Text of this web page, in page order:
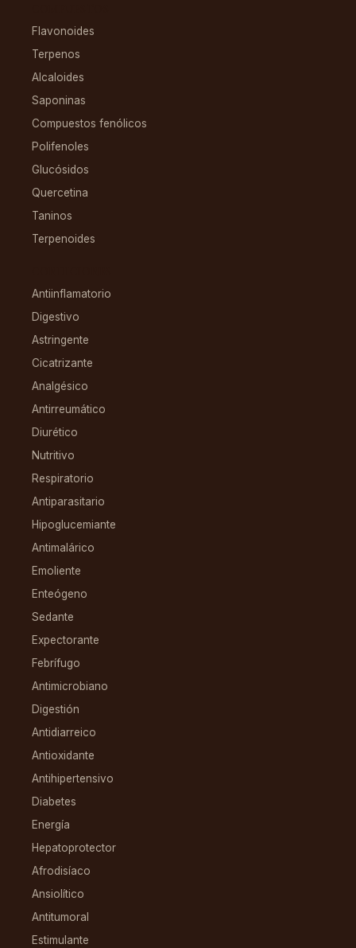
Flavonoides
Terpenos
Alcaloides
Saponinas
Compuestos fenólicos
Polifenoles
Glucósidos
Quercetina
Taninos
Terpenoides
Antiinflamatorio
Digestivo
Astringente
Cicatrizante
Analgésico
Antirreumático
Diurético
Nutritivo
Respiratorio
Antiparasitario
Hipoglucemiante
Antimalárico
Emoliente
Enteógeno
Sedante
Expectorante
Febrífugo
Antimicrobiano
Digestión
Antidiarreico
Antioxidante
Antihipertensivo
Diabetes
Energía
Hepatoprotector
Afrodisíaco
Ansiolítico
Antitumoral
Estimulante